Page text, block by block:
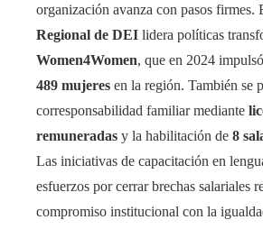
organización avanza con pasos firmes.
Regional de DEI lidera políticas
Women4Women, que en 2024
489 mujeres en la región. También se
corresponsabilidad familiar mediante
remuneradas y la habilitación de 8
Las iniciativas de capacitación en
esfuerzos por cerrar brechas salariales
compromiso institucional con la